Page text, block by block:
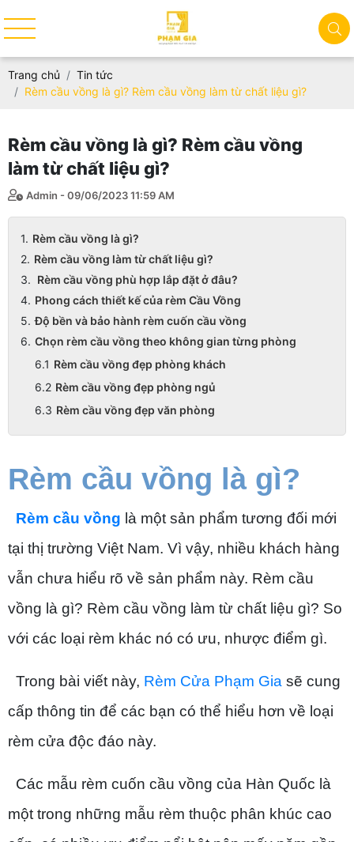
Trang chủ
Tin tức
Rèm cầu vồng là gì? Rèm cầu vồng làm từ chất liệu gì?
Rèm cầu vồng là gì? Rèm cầu vồng
làm từ chất liệu gì?
Admin - 09/06/2023 11:59 AM
Rèm cầu vồng là gì?
Rèm cầu vồng làm từ chất liệu gì?
Rèm cầu vồng phù hợp lắp đặt ở đâu?
Phong cách thiết kế của rèm Cầu Vồng
Độ bền và bảo hành rèm cuốn cầu vồng
Chọn rèm cầu vồng theo không gian từng phòng
Rèm cầu vồng đẹp phòng khách
Rèm cầu vồng đẹp phòng ngủ
Rèm cầu vồng đẹp văn phòng
Rèm cầu vồng là gì?
Rèm cầu vồng là một sản phẩm tương đối mới
tại thị trường Việt Nam. Vì vậy, nhiều khách hàng
vẫn chưa hiểu rõ về sản phẩm này. Rèm cầu
vồng là gì? Rèm cầu vồng làm từ chất liệu gì? So
với các loại rèm khác nó có ưu, nhược điểm gì.
Trong bài viết này, Rèm Cửa Phạm Gia sẽ cung
cấp thông tin để các bạn có thể hiểu hơn về loại
rèm cửa độc đáo này.
Các mẫu rèm cuốn cầu vồng của Hàn Quốc là
một trong những mẫu rèm thuộc phân khúc cao